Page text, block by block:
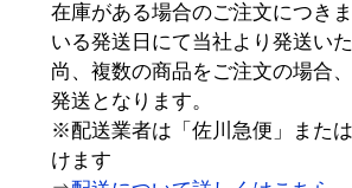
在庫がある場合のご注文につき
いる発送日にて当社より発送い
尚、複数の商品をご注文の場合
発送となります。
※配送業者は「佐川急便」また
けます